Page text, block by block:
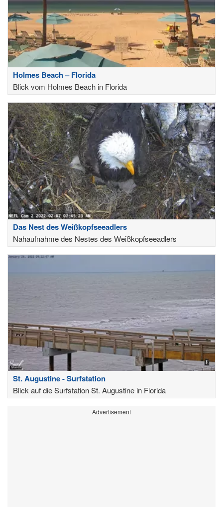
Holmes Beach – Florida
Blick vom Holmes Beach in Florida
Das Nest des Weißkopfseeadlers
Nahaufnahme des Nestes des Weißkopfseeadlers
St. Augustine - Surfstation
Blick auf die Surfstation St. Augustine in Florida
Advertisement